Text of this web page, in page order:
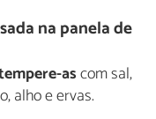
na panela de
ascom sal,
alho e ervas.